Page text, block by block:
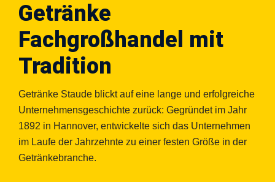
Getränke
Fachgroßhandel mit
Tradition
Getränke Staude blickt auf eine lange und erfolgreiche
Unternehmensgeschichte zurück: Gegründet im Jahr
1892 in Hannover, entwickelte sich das Unternehmen
im Laufe der Jahrzehnte zu einer festen Größe in der
Getränkebranche.